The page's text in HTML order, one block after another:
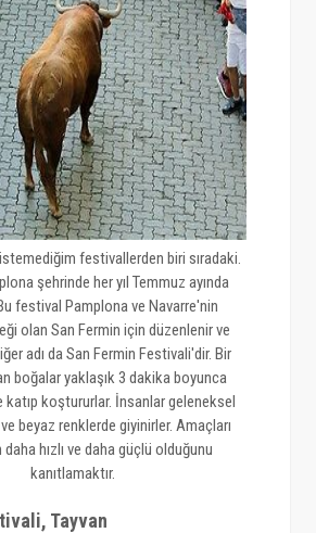
istemediğim festivallerden biri sıradaki.
şehrinde her yıl Temmuz ayında
festival Pamplona ve Navarre'nin
olan San Fermin için düzenlenir ve
adı da San Fermin Festivali'dir. Bir
boğalar yaklaşık 3 dakika boyunca
katıp koştururlar. İnsanlar geleneksel
ve beyaz renklerde giyinirler. Amaçları
hızlı ve daha güçlü olduğunu
kanıtlamaktır.
Tayvan